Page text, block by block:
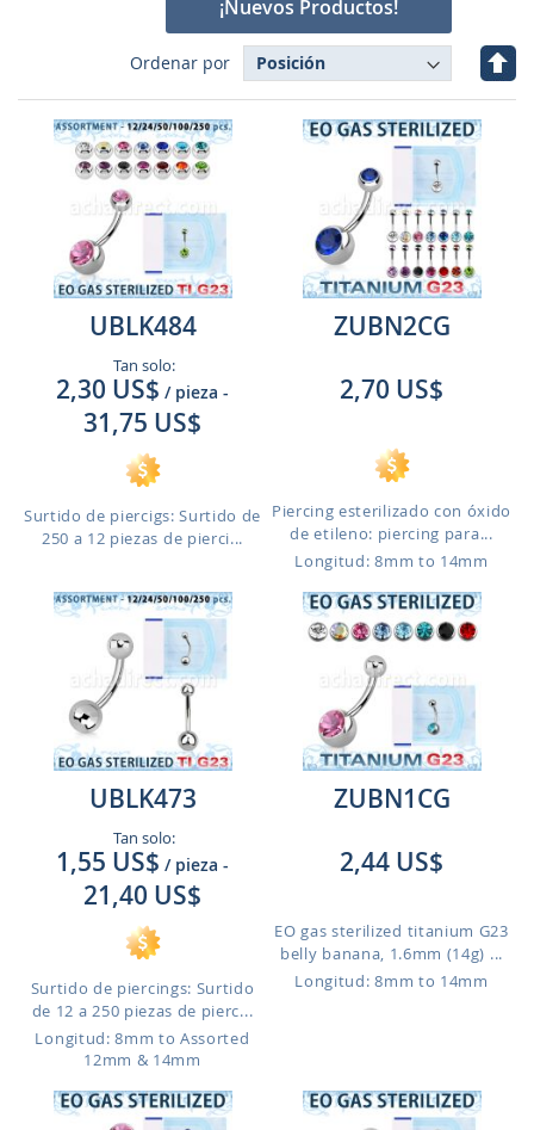
¡Nuevos Productos!
Ordenar por
Fijar
UBLK484
Tan solo:
2,30 US$ / pieza -
31,75 US$
Surtido de piercigs: Surtido de
250 a 12 piezas de pierci...
ZUBN2CG
2,70 US$
Piercing esterilizado con óxido
de etileno: piercing para...
Longitud: 8mm to 14mm
UBLK473
Tan solo:
1,55 US$ / pieza -
21,40 US$
Surtido de piercings: Surtido
de 12 a 250 piezas de pierc...
Longitud: 8mm to Assorted
12mm & 14mm
ZUBN1CG
2,44 US$
EO gas sterilized titanium G23
belly banana, 1.6mm (14g) ...
Longitud: 8mm to 14mm